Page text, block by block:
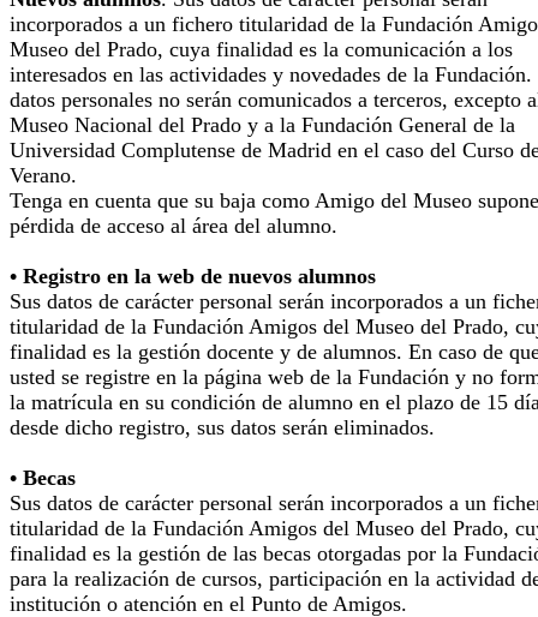
incorporados a un fichero titularidad de la Fundación
Museo del Prado, cuya finalidad es la comunicación a los
interesados en las actividades y novedades de la Fundación.
datos personales no serán comunicados a terceros, excepto
Museo Nacional del Prado y a la Fundación General de la
Universidad Complutense de Madrid en el caso del Curso
Verano.
Tenga en cuenta que su baja como Amigo del Museo
pérdida de acceso al área del alumno.
• Registro en la web de nuevos alumnos
Sus datos de carácter personal serán incorporados a un
titularidad de la Fundación Amigos del Museo del Prado,
finalidad es la gestión docente y de alumnos. En caso de
usted se registre en la página web de la Fundación y no
la matrícula en su condición de alumno en el plazo de 15
desde dicho registro, sus datos serán eliminados.
• Becas
Sus datos de carácter personal serán incorporados a un
titularidad de la Fundación Amigos del Museo del Prado,
finalidad es la gestión de las becas otorgadas por la
para la realización de cursos, participación en la actividad
institución o atención en el Punto de Amigos.